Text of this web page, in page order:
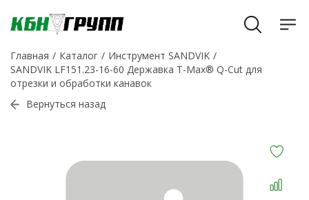
Главная Каталог
Инструмент SANDVIK
SANDVIK LF151.23-16-60 Державка T-Max® Q-Cut для
отрезки и обработки канавок
Вернуться назад